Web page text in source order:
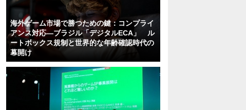
海外ゲーム市場で勝つための鍵：コンプライ
アンス対応—ブラジル「デジタルECA」 ル
ートボックス規制と世界的な年齢確認時代の
幕開け